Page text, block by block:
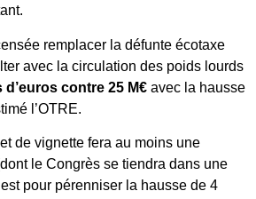
remplacer la défunte écotaxe
avec la circulation des poids lourds
d’euros contre 25 M€ avec la hausse
l’OTRE.
de vignette fera au moins une
le Congrès se tiendra dans une
pour pérenniser la hausse de 4